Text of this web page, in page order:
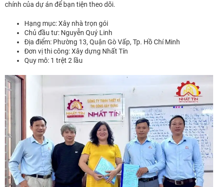
chính của dự án để bạn tiện theo dõi.
Hạng mục: Xây nhà trọn gói
Chủ đầu tư: Nguyễn Quý Linh
Địa điểm: Phường 13, Quận Gò Vấp, Tp. Hồ Chí Minh
Đơn vị thi công: Xây dựng Nhất Tín
Quy mô: 1 trệt 2 lầu